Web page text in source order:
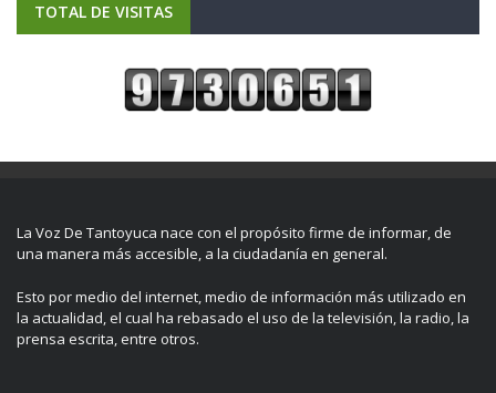
TOTAL DE VISITAS
La Voz De Tantoyuca nace con el propósito firme de informar, de
una manera más accesible, a la ciudadanía en general.
Esto por medio del internet, medio de información más utilizado en
la actualidad, el cual ha rebasado el uso de la televisión, la radio, la
prensa escrita, entre otros.